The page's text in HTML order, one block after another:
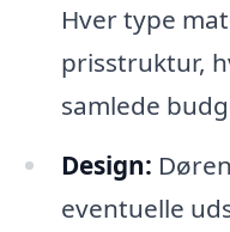
Hver type
prisstruktur,
samlede
Design:
eventuelle